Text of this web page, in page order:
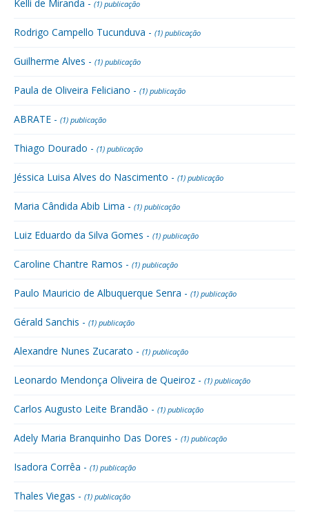
Kelli de Miranda - (1) publicação
Rodrigo Campello Tucunduva - (1) publicação
Guilherme Alves - (1) publicação
Paula de Oliveira Feliciano - (1) publicação
ABRATE - (1) publicação
Thiago Dourado - (1) publicação
Jéssica Luisa Alves do Nascimento - (1) publicação
Maria Cândida Abib Lima - (1) publicação
Luiz Eduardo da Silva Gomes - (1) publicação
Caroline Chantre Ramos - (1) publicação
Paulo Mauricio de Albuquerque Senra - (1) publicação
Gérald Sanchis - (1) publicação
Alexandre Nunes Zucarato - (1) publicação
Leonardo Mendonça Oliveira de Queiroz - (1) publicação
Carlos Augusto Leite Brandão - (1) publicação
Adely Maria Branquinho Das Dores - (1) publicação
Isadora Corrêa - (1) publicação
Thales Viegas - (1) publicação